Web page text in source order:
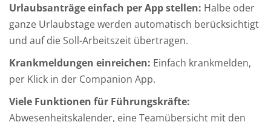
Urlaubsanträge einfach per App stellen: Halbe oder
ganze Urlaubstage werden automatisch berücksichtigt
und auf die Soll-Arbeitszeit übertragen.
Krankmeldungen einreichen: Einfach krankmelden,
per Klick in der Companion App.
Viele Funktionen für Führungskräfte:
Abwesenheitskalender, eine Teamübersicht mit den